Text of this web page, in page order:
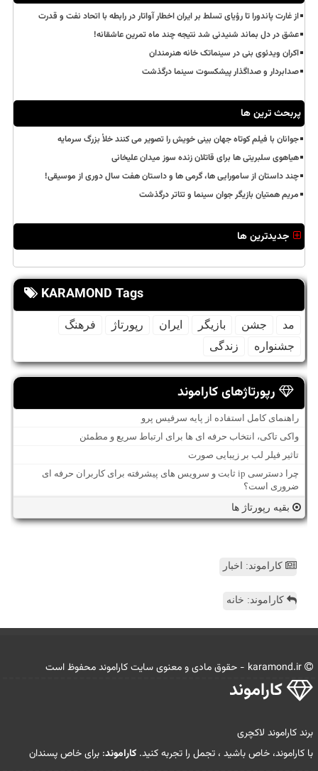
از غارت پاندورا تا رؤیای تسلط بر ایران اخطار آواتار در رابطه با اتحاد نفت و قدرت
عشق در دل بماند شنیدنی شد نتیجه چند ماه تمرین عاشقانه!
اکران ویدئوی بنی در سینماتک خانه هنرمندان
صدابردار و صداگذار پیشکسوت سینما درگذشت
پربحث ترین ها
جوانان با فیلم کوتاه جهان بینی خویش را تصویر می کنند خلأ بزرگ سرمایه
هیاهوی سلبریتی ها برای قاتلان زنده سوز میدان علیخانی
چند داستان از سامورایی ها، گرمی ها و داستان هفت سال دوری از موسیقی!
مریم همتیان بازیگر جوان سینما و تئاتر درگذشت
جدیدترین ها
KARAMOND Tags
مد جشن بازیگر ایران رپورتاژ
فرهنگ
جشنواره
زندگی
رپورتاژهای کاراموند
راهنمای کامل استفاده از پایه سرفیس پرو
واکی تاکی، انتخاب حرفه ای ها برای ارتباط سریع و مطمئن
تاثیر فیلر لب بر زیبایی صورت
چرا دسترسی ip ثابت و سرویس های پیشرفته برای کاربران حرفه ای
ضروری است؟
بقیه رپورتاژ ها
کاراموند: اخبار
کاراموند: خانه
كاراموند
برند کاراموند لاکچری
با کاراموند، خاص باشید ، تجمل را تجربه کنید. کاراموند: برای خاص پسندان